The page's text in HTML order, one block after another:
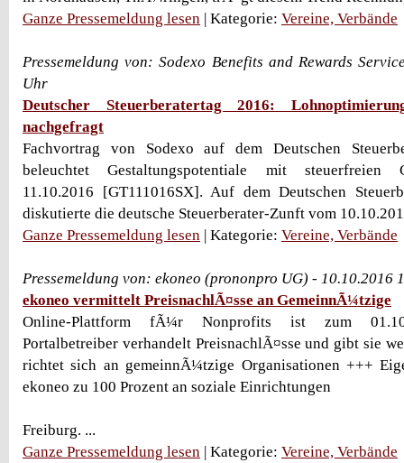
Ganze Pressemeldung lesen | Kategorie: Vereine, Verbände
Pressemeldung von: Sodexo Benefits and Rewards
Uhr
Deutscher Steuerberatertag 2016:
nachgefragt
Fachvortrag von Sodexo auf dem Deutschen
beleuchtet Gestaltungspotentiale mit steuerfreien
11.10.2016 [GT111016SX]. Auf dem Deutschen
diskutierte die deutsche Steuerberater-Zunft vom
Ganze Pressemeldung lesen | Kategorie: Vereine, Verbände
Pressemeldung von: ekoneo (prononpro UG) - 10.10.2016
ekoneo vermittelt PreisnachlÃ¤sse an GemeinnÃ¼tzige
Online-Plattform fÃ¼r Nonprofits ist zum
Portalbetreiber verhandelt PreisnachlÃ¤sse und gibt sie
richtet sich an gemeinnÃ¼tzige Organisationen +++
ekoneo zu 100 Prozent an soziale Einrichtungen
Freiburg. ...
Ganze Pressemeldung lesen | Kategorie: Vereine, Verbände